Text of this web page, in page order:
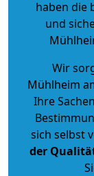
haben die
und
Wir
Mühlheim
Ihre
sich selbst
der